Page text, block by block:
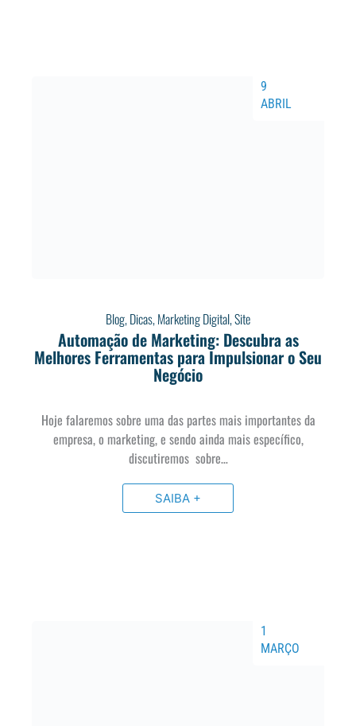
Blog,Dicas,Marketing Digital,Site
Automação de Marketing: Descubra as
Melhores Ferramentas para Impulsionar o Seu
Negócio
9
ABRIL
Hoje falaremos sobre uma das partes mais importantes da
empresa, o marketing, e sendo ainda mais específico,
discutiremos sobre…
SAIBA +
1
MARÇO